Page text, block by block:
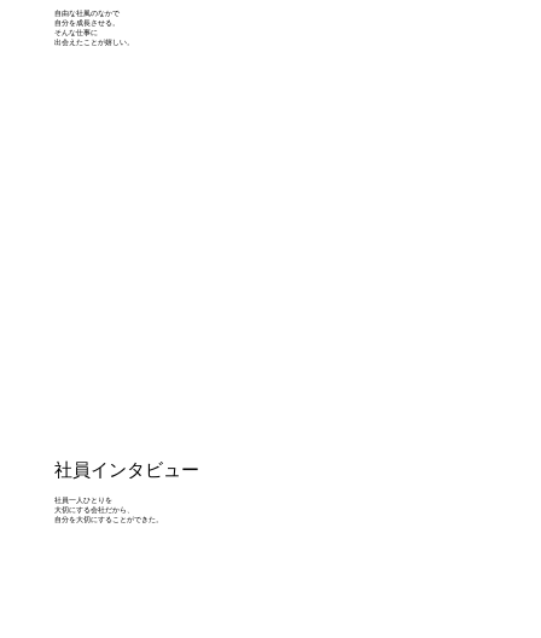
自由な社風のなかで
自分を成長させる。
そんな仕事に
出会えたことが嬉しい。
社員インタビュー
社員一人ひとりを
大切にする会社だから、
自分を大切にすることができた。